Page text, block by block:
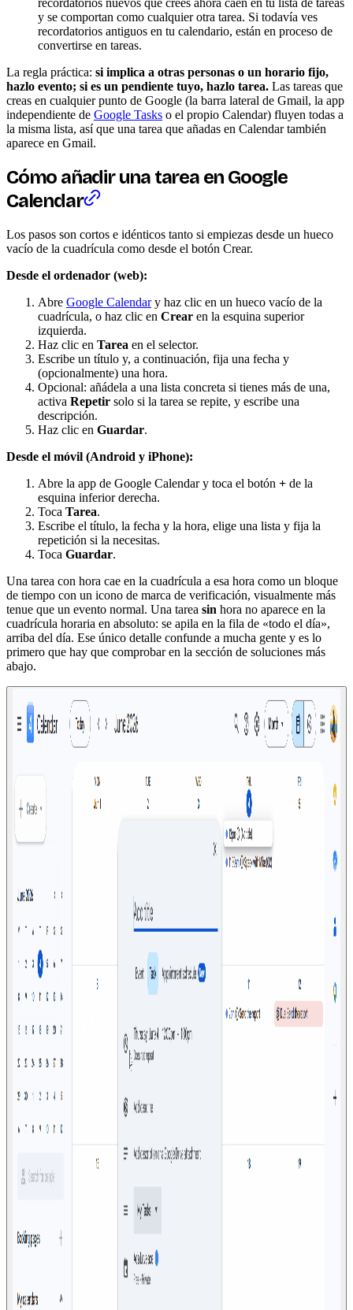
y se comportan como cualquier otra tarea. Si todavía ves
recordatorios antiguos en tu calendario, están en proceso de
convertirse en tareas.
La regla práctica: si implica a otras personas o un horario fijo,
hazlo evento; si es un pendiente tuyo, hazlo tarea. Las tareas que
creas en cualquier punto de Google (la barra lateral de Gmail, la app
independiente de Google Tasks o el propio Calendar) fluyen todas a
la misma lista, así que una tarea que añadas en Calendar también
aparece en Gmail.
Cómo añadir una tarea en Google
Calendar
Los pasos son cortos e idénticos tanto si empiezas desde un hueco
vacío de la cuadrícula como desde el botón Crear.
Desde el ordenador (web):
Abre Google Calendary haz clic en un hueco vacío de la
cuadrícula, o haz clic en Crear en la esquina superior
izquierda.
Haz clic en Tarea en el selector.
Escribe un título y, a continuación, fija una fecha y
(opcionalmente) una hora.
Opcional: añádela a una lista concreta si tienes más de una,
activa Repetir solo si la tarea se repite, y escribe una
descripción.
Haz clic en Guardar.
Desde el móvil (Android y iPhone):
Abre la app de Google Calendar y toca el botón + de la
esquina inferior derecha.
Toca Tarea.
Escribe el título, la fecha y la hora, elige una lista y fija la
repetición si la necesitas.
Toca Guardar.
Una tarea con hora cae en la cuadrícula a esa hora como un bloque
de tiempo con un icono de marca de verificación, visualmente más
tenue que un evento normal. Una tarea sin hora no aparece en la
cuadrícula horaria en absoluto: se apila en la fila de «todo el día»,
arriba del día. Ese único detalle confunde a mucha gente y es lo
primero que hay que comprobar en la sección de soluciones más
abajo.